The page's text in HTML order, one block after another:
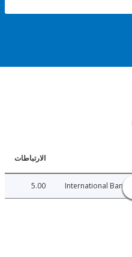
الارتباطات
5.00